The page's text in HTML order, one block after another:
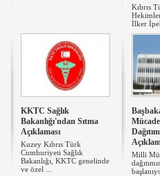
Kıbrıs
İlker
KKTC Sağlık
Bakanlığı'ndan Sıtma
Açıklaması
Kuzey Kıbrıs Türk
Cumhuriyeti Sağlık
Bakanlığı, KKTC genelinde
ve özel ...
Milli